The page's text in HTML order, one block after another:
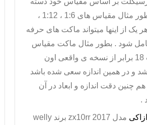
بندی میشوند ، بطور مثال مقیاس های 1:6 ، 1:12 ،
1:18 که هر یک از اینها میتواند ماکت های حرفه
شود . بطور مثال ماکت مقیاس
یعنی ماکت 18 برابر از نسخه ی واقعی اون
و در همین اندازه سعی شده باشد
چنین دقت اندازه و ابعاد در آن
.
مدل zx10rr 2017 برند welly